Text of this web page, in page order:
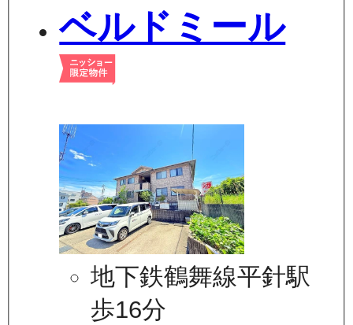
ベルドミール
地下鉄鶴舞線平針駅
歩16分